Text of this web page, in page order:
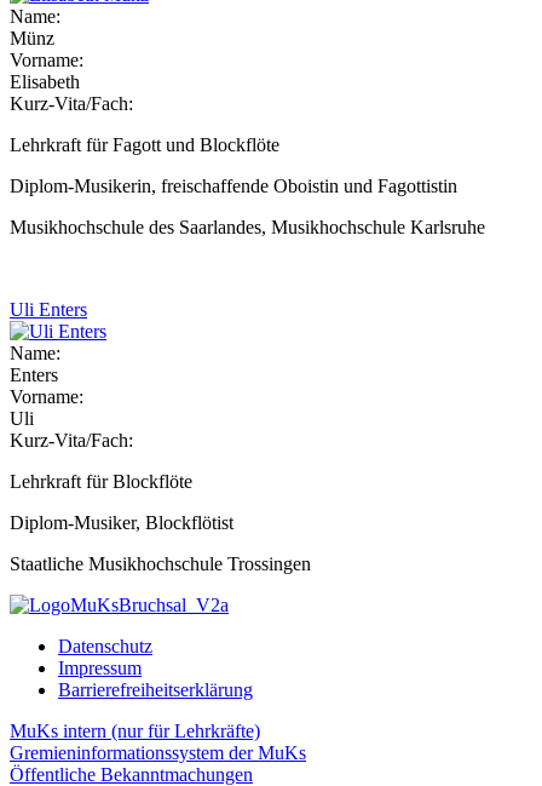
Name:
Münz
Vorname:
Elisabeth
Kurz-Vita/Fach:
Lehrkraft für Fagott und Blockflöte
Diplom-Musikerin, freischaffende Oboistin und Fagottistin
Musikhochschule des Saarlandes, Musikhochschule Karlsruhe
Uli Enters
Name:
Enters
Vorname:
Uli
Kurz-Vita/Fach:
Lehrkraft für Blockflöte
Diplom-Musiker, Blockflötist
Staatliche Musikhochschule Trossingen
Datenschutz
Impressum
Barrierefreiheitserklärung
MuKs intern (nur für Lehrkräfte)
Gremieninformationssystem der MuKs
Öffentliche Bekanntmachungen